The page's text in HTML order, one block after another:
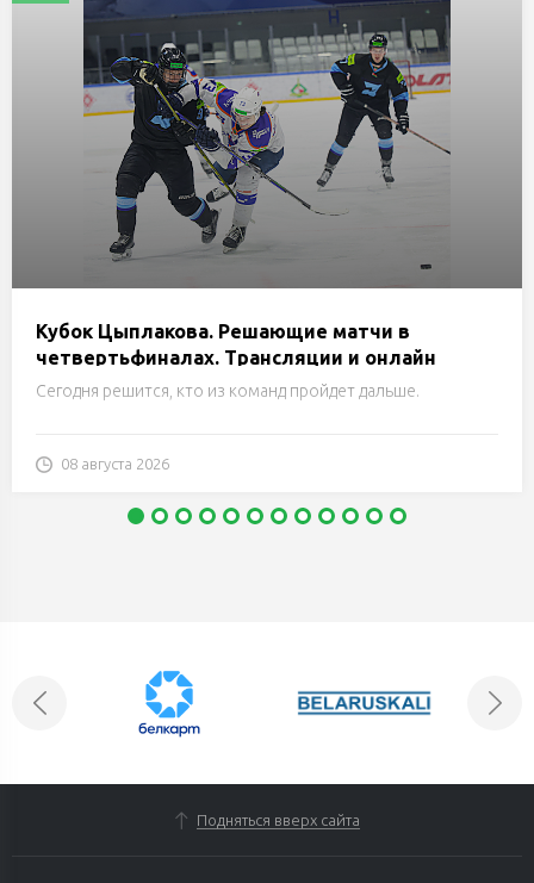
Кубок Цыплакова. Решающие матчи в
четвертьфиналах. Трансляции и онлайн
Сегодня решится, кто из команд пройдет дальше.
08 августа 2026
Подняться вверх сайта